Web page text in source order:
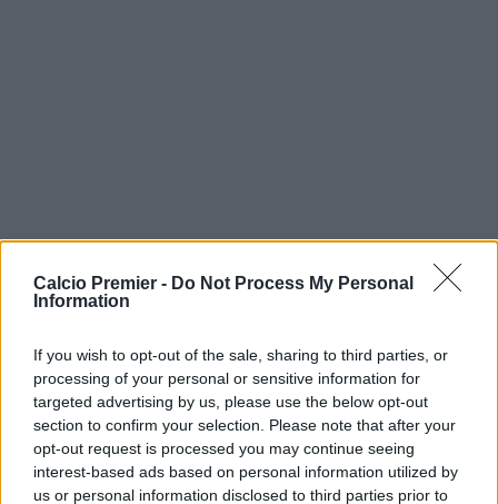
Calcio Premier - Do Not Process My Personal
Information
If you wish to opt-out of the sale, sharing to third parties, or
processing of your personal or sensitive information for
targeted advertising by us, please use the below opt-out
section to confirm your selection. Please note that after your
opt-out request is processed you may continue seeing
interest-based ads based on personal information utilized by
us or personal information disclosed to third parties prior to